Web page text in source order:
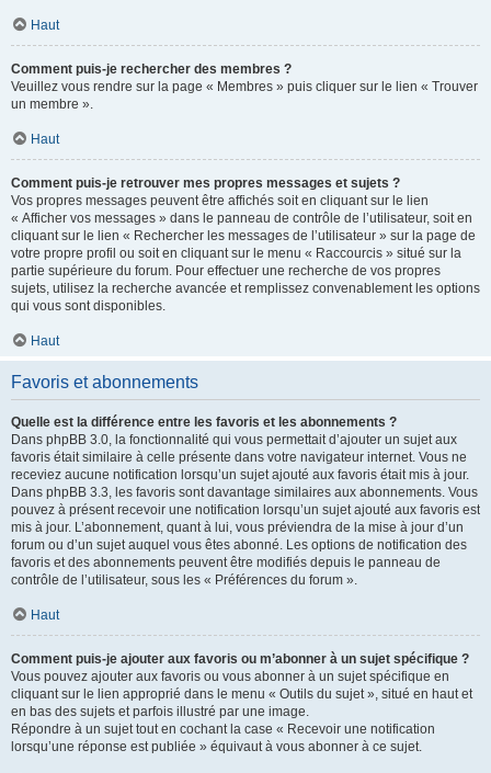
Haut
Comment puis-je rechercher des membres ?
Veuillez vous rendre sur la page « Membres » puis cliquer sur le lien « Trouver
un membre ».
Haut
Comment puis-je retrouver mes propres messages et sujets ?
Vos propres messages peuvent être affichés soit en cliquant sur le lien
« Afficher vos messages » dans le panneau de contrôle de l’utilisateur, soit en
cliquant sur le lien « Rechercher les messages de l’utilisateur » sur la page de
votre propre profil ou soit en cliquant sur le menu « Raccourcis » situé sur la
partie supérieure du forum. Pour effectuer une recherche de vos propres
sujets, utilisez la recherche avancée et remplissez convenablement les options
qui vous sont disponibles.
Haut
Favoris et abonnements
Quelle est la différence entre les favoris et les abonnements ?
Dans phpBB 3.0, la fonctionnalité qui vous permettait d’ajouter un sujet aux
favoris était similaire à celle présente dans votre navigateur internet. Vous ne
receviez aucune notification lorsqu’un sujet ajouté aux favoris était mis à jour.
Dans phpBB 3.3, les favoris sont davantage similaires aux abonnements. Vous
pouvez à présent recevoir une notification lorsqu’un sujet ajouté aux favoris est
mis à jour. L’abonnement, quant à lui, vous préviendra de la mise à jour d’un
forum ou d’un sujet auquel vous êtes abonné. Les options de notification des
favoris et des abonnements peuvent être modifiés depuis le panneau de
contrôle de l’utilisateur, sous les « Préférences du forum ».
Haut
Comment puis-je ajouter aux favoris ou m’abonner à un sujet spécifique ?
Vous pouvez ajouter aux favoris ou vous abonner à un sujet spécifique en
cliquant sur le lien approprié dans le menu « Outils du sujet », situé en haut et
en bas des sujets et parfois illustré par une image.
Répondre à un sujet tout en cochant la case « Recevoir une notification
lorsqu’une réponse est publiée » équivaut à vous abonner à ce sujet.